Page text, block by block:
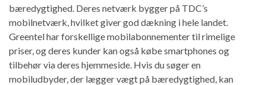
bæredygtighed. Deres netværk bygger på TDC’s
mobilnetværk, hvilket giver god dækning i hele landet.
Greentel har forskellige mobilabonnementer til rimelige
priser, og deres kunder kan også købe smartphones og
tilbehør via deres hjemmeside. Hvis du søger en
mobiludbyder, der lægger vægt på bæredygtighed, kan